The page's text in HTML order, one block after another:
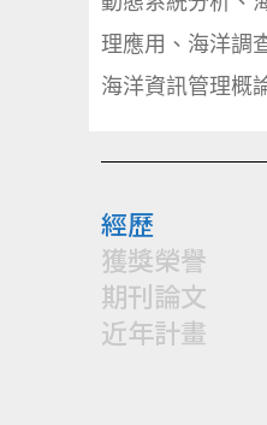
理應用、海洋調
海洋資訊管理概
經歷
獲獎榮譽
期刊論文
近年計畫